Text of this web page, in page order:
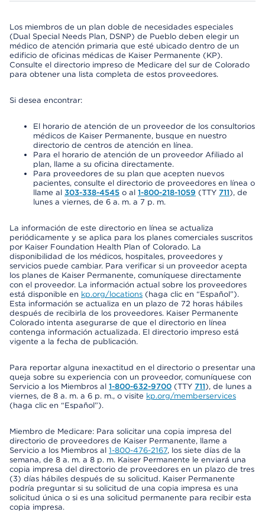
Los miembros de un plan doble de necesidades especiales
(Dual Special Needs Plan, DSNP) de Pueblo deben elegir un
médico de atención primaria que esté ubicado dentro de un
edificio de oficinas médicas de Kaiser Permanente (KP).
Consulte el directorio impreso de Medicare del sur de Colorado
para obtener una lista completa de estos proveedores.
Si desea encontrar:
El horario de atención de un proveedor de los consultorios
médicos de Kaiser Permanente, busque en nuestro
directorio de centros de atención en línea.
Para el horario de atención de un proveedor Afiliado al
plan, llame a su oficina directamente.
Para proveedores de su plan que acepten nuevos
pacientes, consulte el directorio de proveedores en línea o
llame al 303-338-4545 o al 1-800-218-1059 (TTY 711), de
lunes a viernes, de 6 a. m. a 7 p. m.
La información de este directorio en línea se actualiza
periódicamente y se aplica para los planes comerciales suscritos
por Kaiser Foundation Health Plan of Colorado. La
disponibilidad de los médicos, hospitales, proveedores y
servicios puede cambiar. Para verificar si un proveedor acepta
los planes de Kaiser Permanente, comuníquese directamente
con el proveedor. La información actual sobre los proveedores
está disponible en kp.org/locations (haga clic en “Español”).
Esta información se actualiza en un plazo de 72 horas hábiles
después de recibirla de los proveedores. Kaiser Permanente
Colorado intenta asegurarse de que el directorio en línea
contenga información actualizada. El directorio impreso está
vigente a la fecha de publicación.
Para reportar alguna inexactitud en el directorio o presentar una
queja sobre su experiencia con un proveedor, comuníquese con
Servicio a los Miembros al 1-800-632-9700 (TTY 711), de lunes a
viernes, de 8 a. m. a 6 p. m., o visite kp.org/memberservices
(haga clic en “Español”).
Miembro de Medicare: Para solicitar una copia impresa del
directorio de proveedores de Kaiser Permanente, llame a
Servicio a los Miembros al 1-800-476-2167, los siete días de la
semana, de 8 a. m. a 8 p. m. Kaiser Permanente le enviará una
copia impresa del directorio de proveedores en un plazo de tres
(3) días hábiles después de su solicitud. Kaiser Permanente
podría preguntar si su solicitud de una copia impresa es una
solicitud única o si es una solicitud permanente para recibir esta
copia impresa.